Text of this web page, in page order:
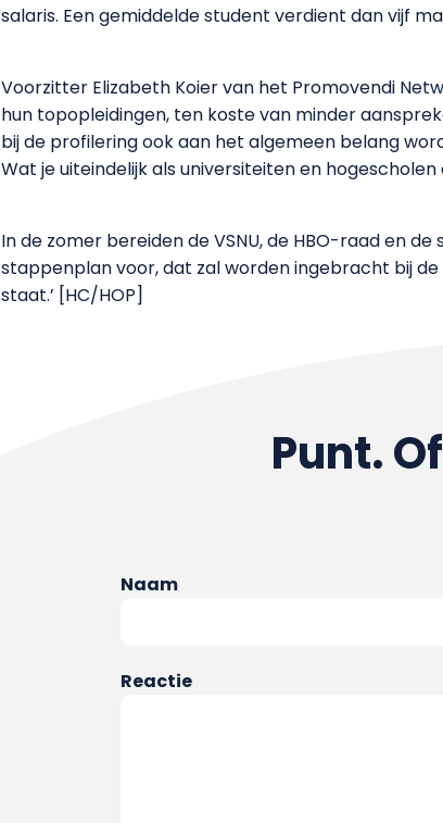
salaris. Een gemiddelde student verdient dan vijf
Voorzitter Elizabeth Koier van het Promovendi
hun topopleidingen, ten koste van minder
bij de profilering ook aan het algemeen belang
Wat je uiteindelijk als universiteiten en
In de zomer bereiden de VSNU, de HBO-raad en
stappenplan voor, dat zal worden ingebracht bij
staat.’ [HC/HOP]
Punt.
Naam
Reactie